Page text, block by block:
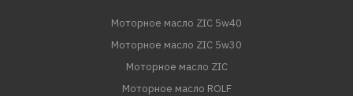
Моторное масло ZIC 5w40
Моторное масло ZIC 5w30
Моторное масло ZIC
Моторное масло ROLF